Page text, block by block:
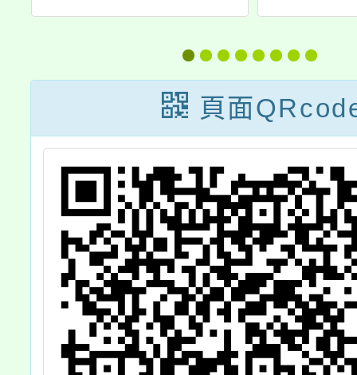
學科技系許庭嘉
教授團隊
AI2Robot 影像
辨識桌遊營隊
推廣
研
頁面